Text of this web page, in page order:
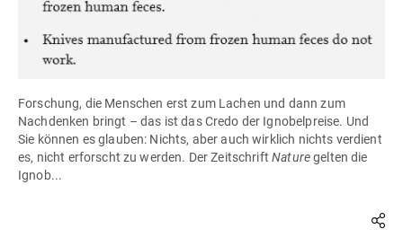
Forschung, die Menschen erst zum Lachen und dann zum
Nachdenken bringt – das ist das Credo der Ignobelpreise. Und
Sie können es glauben: Nichts, aber auch wirklich nichts verdient
es, nicht erforscht zu werden. Der ZeitschriftNaturegelten die
Ignob...